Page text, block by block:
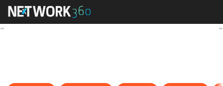
Musea: così l’innovazione